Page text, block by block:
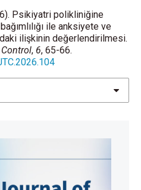
Psikiyatri polikliniğine
ile anksiyete ve
ilişkinin değerlendirilmesi.
, 6, 65-66.